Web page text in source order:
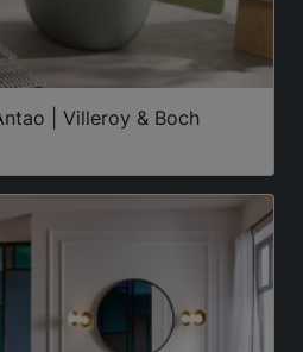
| Villeroy & Boch